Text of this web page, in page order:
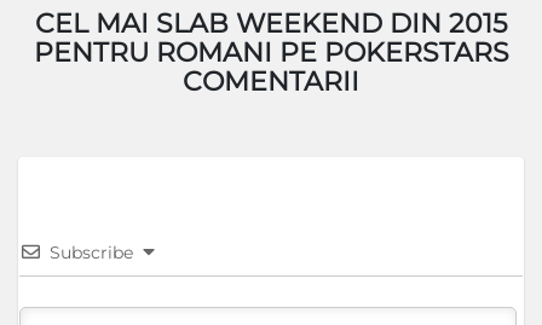
CEL MAI SLAB WEEKEND DIN 2015
PENTRU ROMANI PE POKERSTARS
COMENTARII
Subscribe